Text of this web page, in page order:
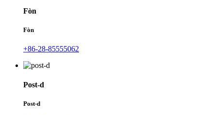
Fòn
Fòn
+86-28-85555062
Post-d
Post-d